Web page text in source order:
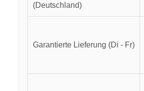
(Deutschland)
Garantierte Lieferung (Di - Fr)